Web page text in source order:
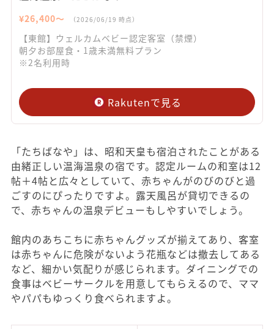
¥26,400〜 （2026/06/19 時点）
【東館】ウェルカムベビー認定客室（禁煙）
朝夕お部屋食・1歳未満無料プラン
※2名利用時
Rakutenで見る
「たちばなや」は、昭和天皇も宿泊されたことがある
由緒正しい温海温泉の宿です。認定ルームの和室は12
帖＋4帖と広々としていて、赤ちゃんがのびのびと過
ごすのにぴったりですよ。露天風呂が貸切できるの
で、赤ちゃんの温泉デビューもしやすいでしょう。
館内のあちこちに赤ちゃんグッズが揃えてあり、客室
は赤ちゃんに危険がないよう花瓶などは撤去してある
など、細かい気配りが感じられます。ダイニングでの
食事はベビーサークルを用意してもらえるので、ママ
やパパもゆっくり食べられますよ。